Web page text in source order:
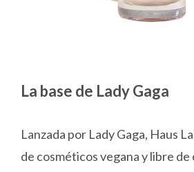
La base de Lady Gaga
Lanzada por Lady Gaga, Haus
de cosméticos vegana y libre de